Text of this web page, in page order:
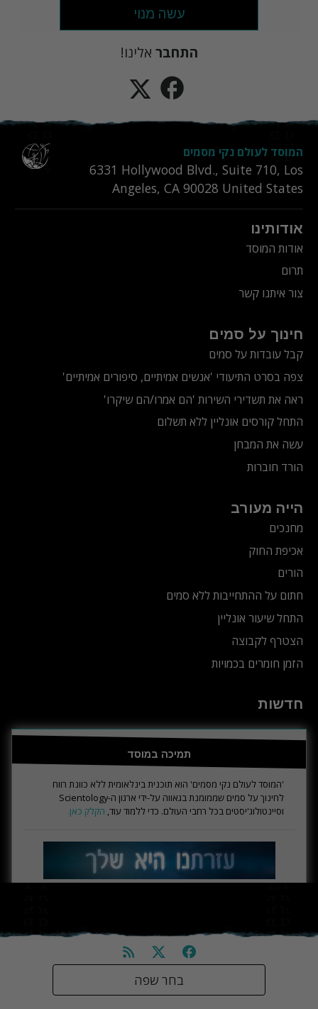
עשה מנוי
התחבר אלינו!
המוסד לעולם נקי מסמים
6331‎ Hollywood Blvd., Suite 710, Los
Angeles, CA 90028 United States
אודותינו
אודות המוסד
תרום
צור איתנו קשר
חינוך על סמים
קבל עובדות על סמים
צפה בסרט התיעודי 'אנשים אמיתיים, סיפורים אמיתיים'
ראה את תשדירי השירות 'הם אמרו/הם שיקרו'
התחל קורסים אונליין ללא תשלום
עשה את המבחן
הורד חוברות
הייה מעורב
מחנכים
אכיפת החוק
הורים
חתום על ההתחייבות ללא סמים
התחל שיעור אונליין
הצטרף לקבוצה
הזמן חומרים בכמויות
חדשות
תמיכה במוסד
'המוסד לעולם נקי מסמים' הוא תוכנית בינלאומית ללא כוונת רווח
לחינוך על סמים שממומנת בגאווה על-ידי ארגון ה-Scientology
וסיינטולוג'יסטים בכל רחבי העולם. כדי ללמוד עוד, הקלק כאן.
בחר שפה